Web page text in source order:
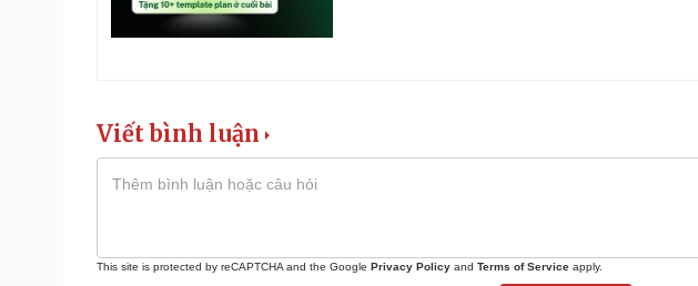
Viết bình luận
This site is protected by reCAPTCHA and the Google Privacy Policy and Terms of Service apply.